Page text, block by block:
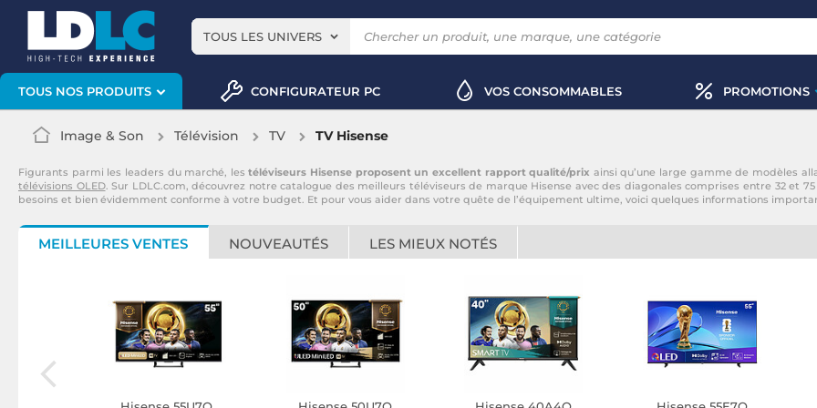
TOUS LES UNIVERS
TOUS NOS PRODUITS CONFIGURATEUR PC VOS CONSOMMABLES PROMOTIONS
Image & Son Télévision TV TV Hisense
Figurants parmi les leaders du marché, lestéléviseurs Hisense proposent un excellent rapport qualité/prix ainsi qu’une large gamme de modèles
télévisions OLED. Sur LDLC.com, découvrez notre catalogue des meilleurs téléviseurs de marque Hisense avec des diagonales comprises entre 32 et
besoins et bien évidemment conforme à votre budget. Et pour vous aider dans votre quête de l’équipement ultime, voici quelques informations
MEILLEURES VENTES NOUVEAUTÉS LES MIEUX NOTÉS